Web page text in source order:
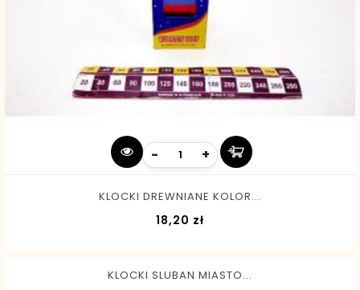
- +
KLOCKI DREWNIANE KOLOR...
18,20 złCena
KLOCKI SLUBAN MIASTO...